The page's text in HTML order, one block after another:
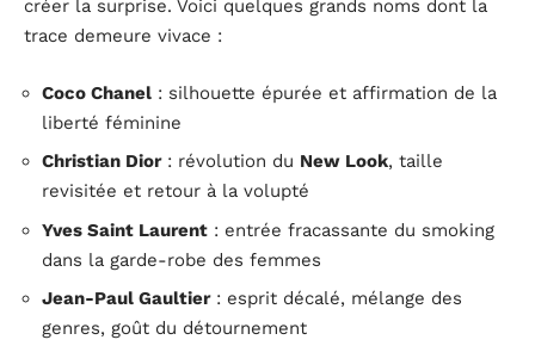
créer la surprise. Voici quelques grands noms dont la
trace demeure vivace :
Coco Chanel : silhouette épurée et affirmation de la
liberté féminine
Christian Dior: révolution du New Look, taille
revisitée et retour à la volupté
Yves Saint Laurent : entrée fracassante du smoking
dans la garde-robe des femmes
Jean-Paul Gaultier: esprit décalé, mélange des
genres, goût du détournement